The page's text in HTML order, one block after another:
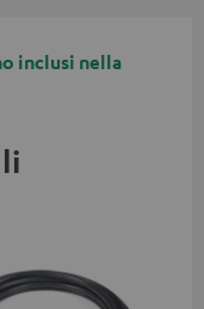
inclusi nella